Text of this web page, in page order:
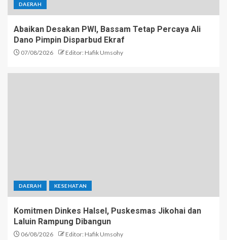
DAERAH
Abaikan Desakan PWI, Bassam Tetap Percaya Ali
Dano Pimpin Disparbud Ekraf
07/08/2026 Editor: Hafik Umsohy
DAERAH KESEHATAN
Komitmen Dinkes Halsel, Puskesmas Jikohai dan
Laluin Rampung Dibangun
06/08/2026 Editor: Hafik Umsohy